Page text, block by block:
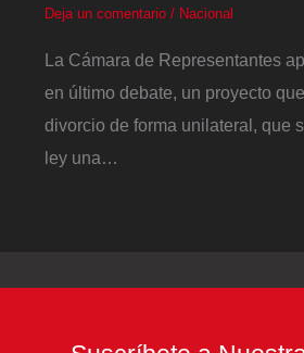
Deja un comentario / Nacional
La Cámara de Representantes
en último debate, un proyecto
divorcio de forma unilateral, que
ley una…